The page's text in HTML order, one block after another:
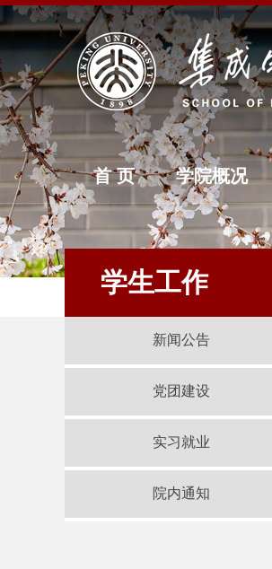
首 页 学院概况
学生工作
新闻公告
党团建设
实习就业
院内通知